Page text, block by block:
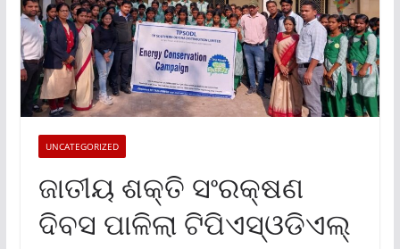
UNCATEGORIZED
ଜାତୀୟ ଶକ୍ତି ସଂରକ୍ଷଣ
ଦିବସ ପାଳିଲା ଟିପିଏସ୍ଓଡିଏଲ୍